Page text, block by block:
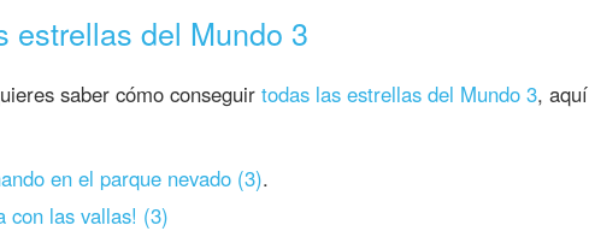
estrellas del Mundo 3
saber cómo conseguir todas las estrellas del Mundo 3, aquí
en el parque nevado (3).
con las vallas! (3)